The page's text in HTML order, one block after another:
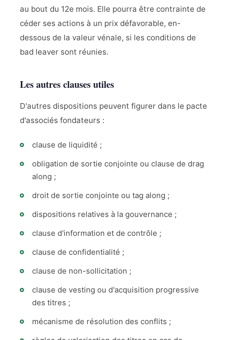
au bout du 12e mois. Elle pourra être contrainte de
céder ses actions à un prix défavorable, en-
dessous de la valeur vénale, si les conditions de
bad leaver sont réunies.
Les autres clauses utiles
D'autres dispositions peuvent figurer dans le pacte
d'associés fondateurs :
clause de liquidité ;
obligation de sortie conjointe ou clause de drag
along ;
droit de sortie conjointe ou tag along ;
dispositions relatives à la gouvernance ;
clause d'information et de contrôle ;
clause de confidentialité ;
clause de non-sollicitation ;
clause de vesting ou d'acquisition progressive
des titres ;
mécanisme de résolution des conflits ;